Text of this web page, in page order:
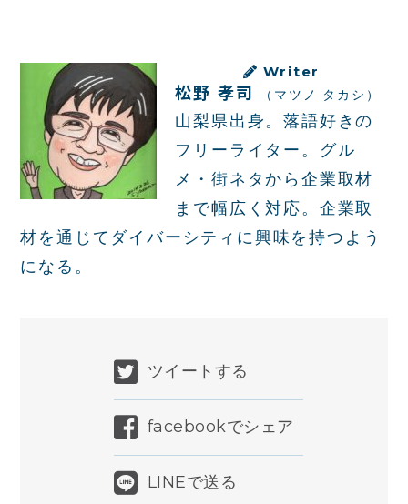
Writer
松野 孝司 （マツノ タカシ）
山梨県出身。落語好きの
フリーライター。グル
メ・街ネタから企業取材
まで幅広く対応。企業取
材を通じてダイバーシティに興味を持つよう
になる。
ツイートする
facebookでシェア
LINEで送る